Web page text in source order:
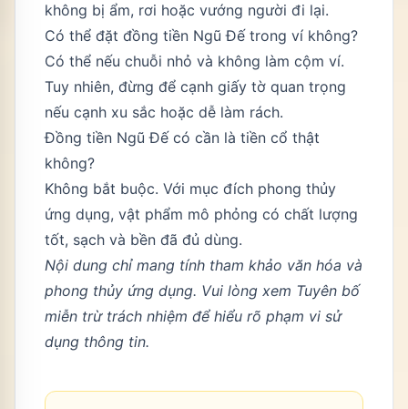
không bị ẩm, rơi hoặc vướng người đi lại.
Có thể đặt đồng tiền Ngũ Đế trong ví không?
Có thể nếu chuỗi nhỏ và không làm cộm ví.
Tuy nhiên, đừng để cạnh giấy tờ quan trọng
nếu cạnh xu sắc hoặc dễ làm rách.
Đồng tiền Ngũ Đế có cần là tiền cổ thật
không?
Không bắt buộc. Với mục đích phong thủy
ứng dụng, vật phẩm mô phỏng có chất lượng
tốt, sạch và bền đã đủ dùng.
Nội dung chỉ mang tính tham khảo văn hóa và
phong thủy ứng dụng. Vui lòng xem Tuyên bố
miễn trừ trách nhiệm để hiểu rõ phạm vi sử
dụng thông tin.